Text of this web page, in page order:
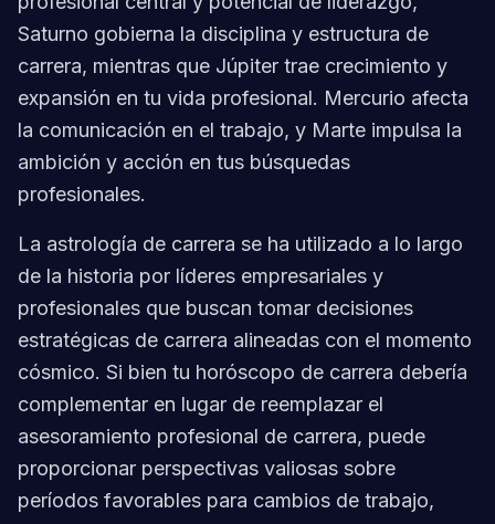
Saturno gobierna la disciplina y estructura de
carrera, mientras que Júpiter trae crecimiento y
expansión en tu vida profesional. Mercurio afecta
la comunicación en el trabajo, y Marte impulsa la
ambición y acción en tus búsquedas
profesionales.
La astrología de carrera se ha utilizado a lo largo
de la historia por líderes empresariales y
profesionales que buscan tomar decisiones
estratégicas de carrera alineadas con el momento
cósmico. Si bien tu horóscopo de carrera debería
complementar en lugar de reemplazar el
asesoramiento profesional de carrera, puede
proporcionar perspectivas valiosas sobre
períodos favorables para cambios de trabajo,